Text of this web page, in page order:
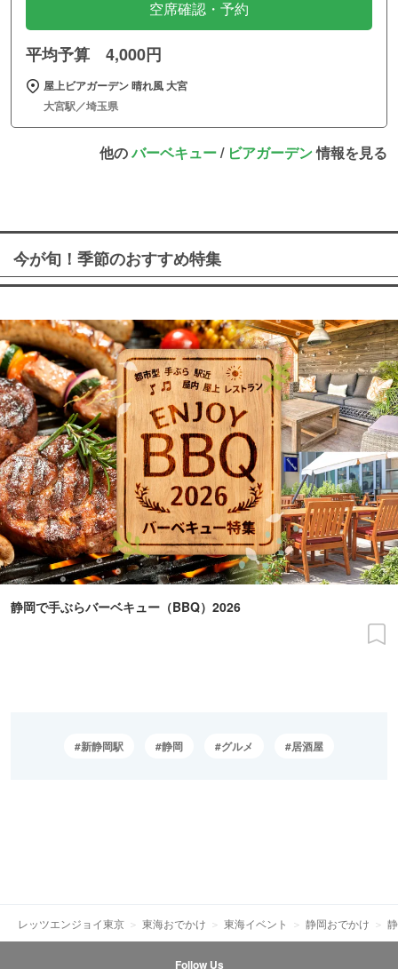
空席確認・予約
平均予算 4,000円
屋上ビアガーデン 晴れ風 大宮
大宮駅／埼玉県
他のバーベキュー/ ビアガーデン情報を見る
今が旬！季節のおすすめ特集
静岡で手ぶらバーベキュー（BBQ）2026
新静岡駅 静岡 グルメ 居酒屋
レッツエンジョイ東京 東海おでかけ 東海イベント 静岡おでかけ
Follow Us